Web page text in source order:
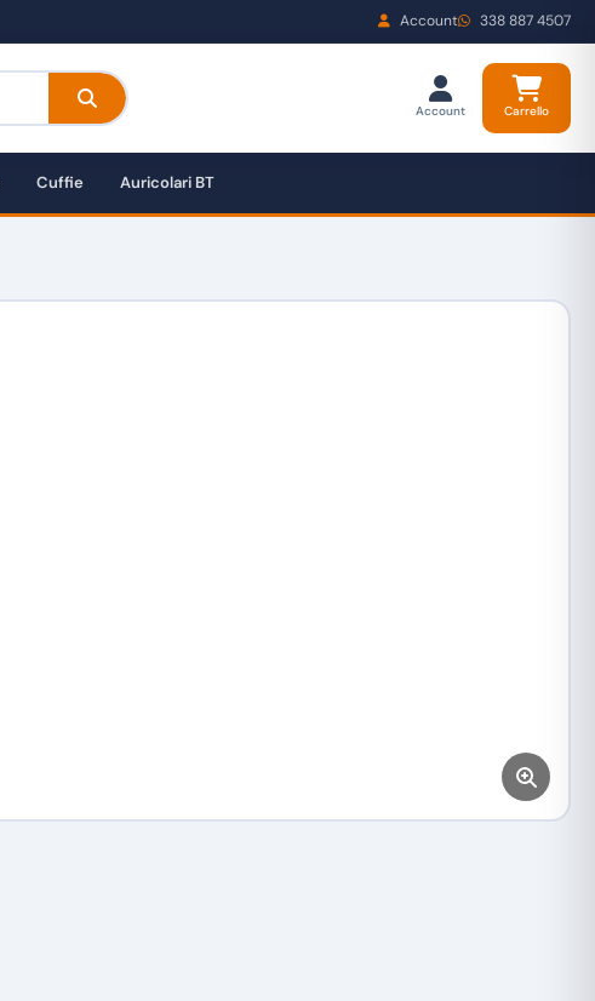
Account 338 887 4507
Account Carrello
Cuffie Auricolari BT